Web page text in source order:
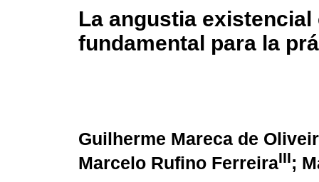
La angustia
fundamental para la
Guilherme Mareca de
Marcelo Rufino FerreiraIII;